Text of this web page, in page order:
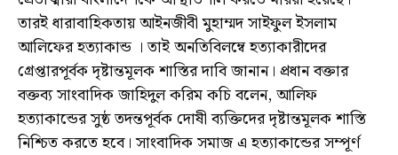
তারই ধারাবাহিকতায় আইনজীবী মুহাম্মদ সাইফুল ইসলাম
আলিফের হত্যাকান্ড । তাই অনতিবিলম্বে হত্যাকারীদের
গ্রেপ্তারপূর্বক দৃষ্টান্তমূলক শাস্তির দাবি জানান। প্রধান বক্তার
বক্তব্য সাংবাদিক জাহিদুল করিম কচি বলেন, আলিফ
হত্যাকান্ডের সুষ্ঠ তদন্তপূর্বক দোষী ব্যক্তিদের দৃষ্টান্তমূলক শাস্তি
নিশ্চিত করতে হবে। সাংবাদিক সমাজ এ হত্যাকান্ডের সম্পূর্ণ